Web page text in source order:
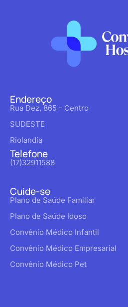
Endereço
Rua Dez, 865 - Centro
SUDESTE
Riolandia
Telefone
(17)32911588
Cuide-se
Plano de Saúde Familiar
Plano de Saúde Idoso
Convênio Médico Infantil
Convênio Médico Empresarial
Convênio Médico Pet